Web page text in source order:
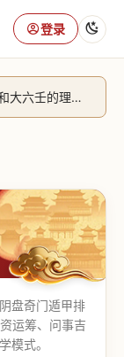
登录
盘奇门遁甲排
运筹、问事吉
模式。